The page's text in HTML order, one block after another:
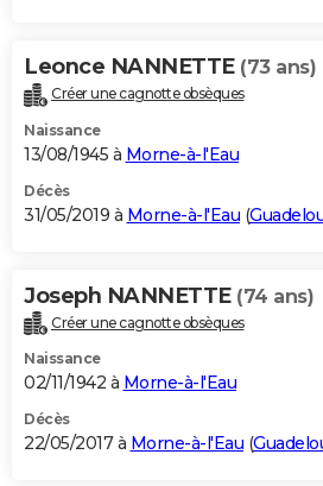
Leonce NANNETTE (73 ans)
Créer une cagnotte obsèques
Naissance
13/08/1945 à Morne-à-l'Eau
Décès
31/05/2019 à Morne-à-l'Eau (
Joseph NANNETTE (74 ans)
Créer une cagnotte obsèques
Naissance
02/11/1942 à Morne-à-l'Eau
Décès
22/05/2017 à Morne-à-l'Eau (